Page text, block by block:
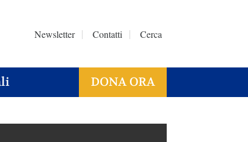
Newsletter Contatti Cerca
DONA ORA